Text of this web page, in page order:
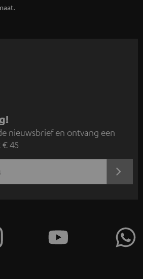
nieuwsbrief en ontvang een
45